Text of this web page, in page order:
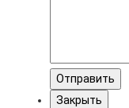
Отправить
Закрыть